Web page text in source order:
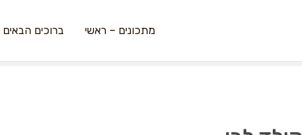
מתכונים – ראשי ברוכים הבאים